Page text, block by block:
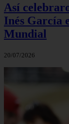
Así
Inés García
Mundial
20/07/2026